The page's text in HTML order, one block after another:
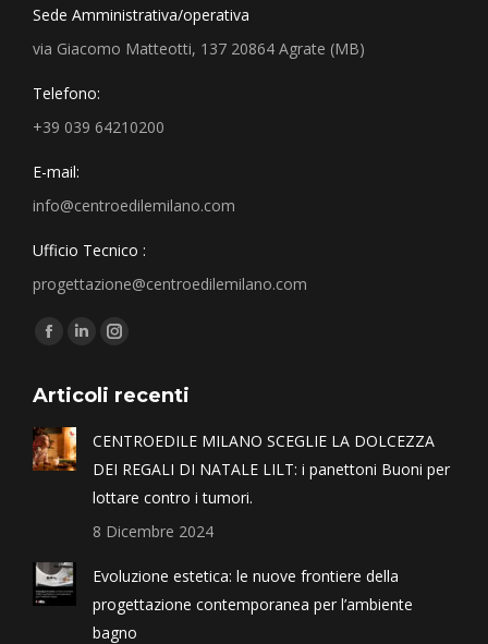
Sede Amministrativa/operativa
via Giacomo Matteotti, 137 20864 Agrate (MB)
Telefono:
+39 039 64210200
E-mail:
info@centroedilemilano.com
Ufficio Tecnico :
progettazione@centroedilemilano.com
Find us on:
Articoli recenti
CENTROEDILE MILANO SCEGLIE LA DOLCEZZA
DEI REGALI DI NATALE LILT: i panettoni Buoni per
lottare contro i tumori.
8 Dicembre 2024
Evoluzione estetica: le nuove frontiere della
progettazione contemporanea per l’ambiente
bagno